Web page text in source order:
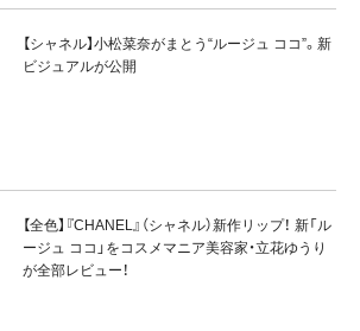
【シャネル】小松菜奈がまとう“ルージュ ココ”。新
ビジュアルが公開
【全色】『CHANEL』（シャネル）新作リップ！ 新「ル
ージュ ココ」をコスメマニア美容家・立花ゆうり
が全部レビュー！